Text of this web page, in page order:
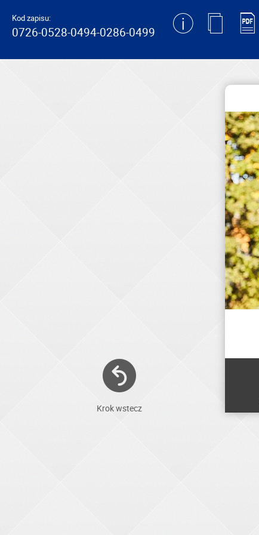
Kod zapisu:
0726-0528-0494-0286-0499
Krok wstecz